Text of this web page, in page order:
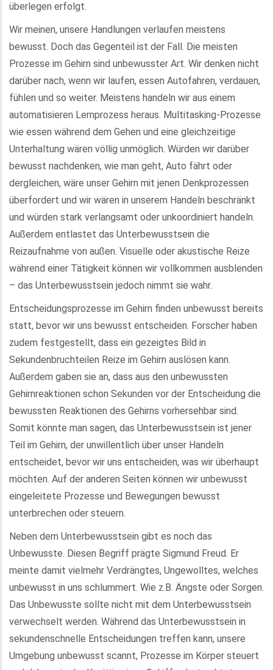
überlegen erfolgt.
Wir meinen, unsere Handlungen verlaufen meistens
bewusst. Doch das Gegenteil ist der Fall. Die meisten
Prozesse im Gehirn sind unbewusster Art. Wir denken nicht
darüber nach, wenn wir laufen, essen Autofahren, verdauen,
fühlen und so weiter. Meistens handeln wir aus einem
automatisieren Lernprozess heraus. Multitasking-Prozesse
wie essen während dem Gehen und eine gleichzeitige
Unterhaltung wären völlig unmöglich. Würden wir darüber
bewusst nachdenken, wie man geht, Auto fährt oder
dergleichen, wäre unser Gehirn mit jenen Denkprozessen
überfordert und wir wären in unserem Handeln beschränkt
und würden stark verlangsamt oder unkoordiniert handeln.
Außerdem entlastet das Unterbewusstsein die
Reizaufnahme von außen. Visuelle oder akustische Reize
während einer Tätigkeit können wir vollkommen ausblenden
– das Unterbewusstsein jedoch nimmt sie wahr.
Entscheidungsprozesse im Gehirn finden unbewusst bereits
statt, bevor wir uns bewusst entscheiden. Forscher haben
zudem festgestellt, dass ein gezeigtes Bild in
Sekundenbruchteilen Reize im Gehirn auslösen kann.
Außerdem gaben sie an, dass aus den unbewussten
Gehirnreaktionen schon Sekunden vor der Entscheidung die
bewussten Reaktionen des Gehirns vorhersehbar sind.
Somit könnte man sagen, das Unterbewusstsein ist jener
Teil im Gehirn, der unwillentlich über unser Handeln
entscheidet, bevor wir uns entscheiden, was wir überhaupt
möchten. Auf der anderen Seiten können wir unbewusst
eingeleitete Prozesse und Bewegungen bewusst
unterbrechen oder steuern.
Neben dem Unterbewusstsein gibt es noch das
Unbewusste. Diesen Begriff prägte Sigmund Freud. Er
meinte damit vielmehr Verdrängtes, Ungewolltes, welches
unbewusst in uns schlummert. Wie z.B. Ängste oder Sorgen.
Das Unbewusste sollte nicht mit dem Unterbewusstsein
verwechselt werden. Während das Unterbewusstsein in
sekundenschnelle Entscheidungen treffen kann, unsere
Umgebung unbewusst scannt, Prozesse im Körper steuert